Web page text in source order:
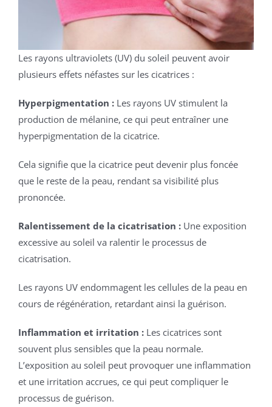
Les rayons ultraviolets (UV) du soleil peuvent avoir
plusieurs effets néfastes sur les cicatrices :
Hyperpigmentation : Les rayons UV stimulent la
production de mélanine, ce qui peut entraîner une
hyperpigmentation de la cicatrice.
Cela signifie que la cicatrice peut devenir plus foncée
que le reste de la peau, rendant sa visibilité plus
prononcée.
Ralentissement de la cicatrisation : Une exposition
excessive au soleil va ralentir le processus de
cicatrisation.
Les rayons UV endommagent les cellules de la peau en
cours de régénération, retardant ainsi la guérison.
Inflammation et irritation : Les cicatrices sont
souvent plus sensibles que la peau normale.
L’exposition au soleil peut provoquer une inflammation
et une irritation accrues, ce qui peut compliquer le
processus de guérison.